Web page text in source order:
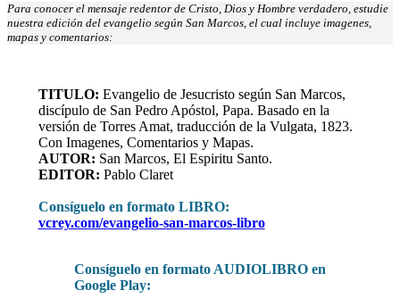
Para conocer el mensaje redentor de Cristo, Dios y Hombre verdadero, estudie
nuestra edición del evangelio según San Marcos, el cual incluye imagenes,
mapas y comentarios:
TITULO: Evangelio de Jesucristo según San Marcos,
discípulo de San Pedro Apóstol, Papa. Basado en la
versión de Torres Amat, traducción de la Vulgata, 1823.
Con Imagenes, Comentarios y Mapas.
AUTOR: San Marcos, El Espiritu Santo.
EDITOR: Pablo Claret
Consíguelo en formato LIBRO:
vcrey.com/evangelio-san-marcos-libro
Consíguelo en formato AUDIOLIBRO en
Google Play: